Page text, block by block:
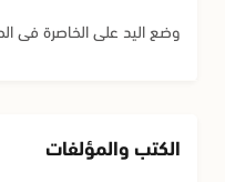
وضع اليد على الخاصرة في
الكتب والمؤلفات